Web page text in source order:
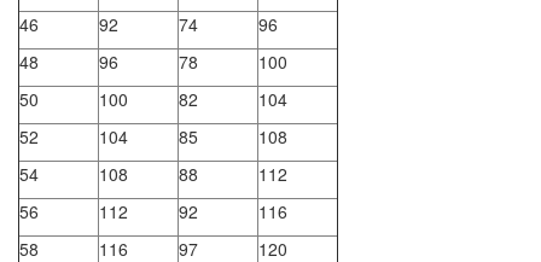
46
92 74
96
48
96 78
100
50
100 82
104
52
104 85
108
54
108 88
112
56
112 92
116
58
116 97
120